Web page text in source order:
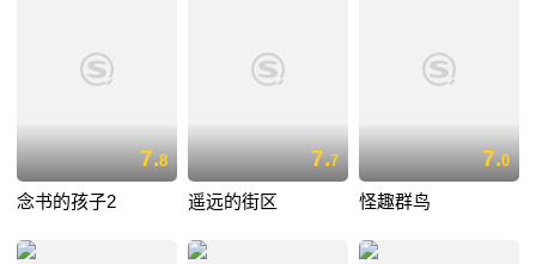
7.8
念书的孩子2
7.7
遥远的街区
7.0
怪趣群鸟